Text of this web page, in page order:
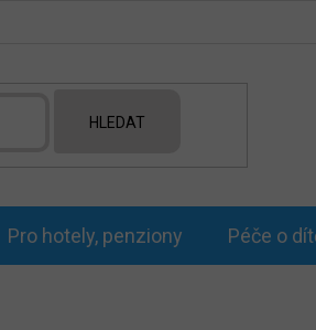
HLEDAT
Pro hotely, penziony Péče o